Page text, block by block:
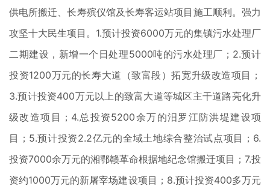
供电所搬迁、长寿殡仪馆及长寿客运站项目施工顺利。强力
攻坚十大民生项目。1.预计投资6000万元的集镇污水处理厂
二期建设，新增一个日处理5000吨的污水处理厂；2.预计
投资1200万元的长寿大道（致富段）拓宽升级改造项目；
3.预计投资400万元以上的致富大道等城区主干道路亮化升
级改造项目；4.总投资5200余万的汨罗江防洪堤建设项
目；5.预计投资2.2亿元的全域土地综合整治试点项目；6.
投资7000余万元的湘鄂赣革命根据地纪念馆搬迁项目；7.投
资约1000万元的新屠宰场建设项目；8.预计投资400多万元